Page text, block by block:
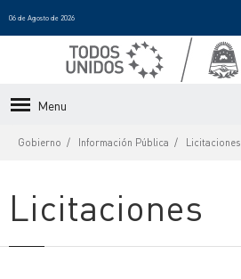
06 de Agosto de 2026
Menu
Gobierno Información Pública Licitaciones
Licitaciones